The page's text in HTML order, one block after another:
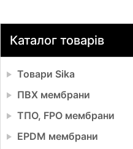
Каталог товарів
Товари Sika
ПВХ мембрани
ТПО, FPO мембрани
EPDM мембрани